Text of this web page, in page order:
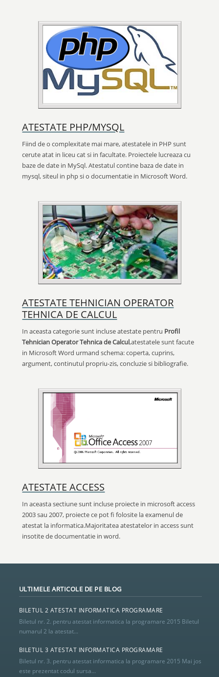
ATESTATE PHP/MYSQL
Fiind de o complexitate mai mare, atestatele in PHP sunt
cerute atat in liceu cat si in facultate. Proiectele lucreaza cu
baze de date in MySql. Atestatul contine baza de date in
mysql, siteul in php si o documentatie in Microsoft Word.
ATESTATE TEHNICIAN OPERATOR
TEHNICA DE CALCUL
In aceasta categorie sunt incluse atestate pentru Profil
Tehnician Operator Tehnica de Calcul,atestatele sunt facute
in Microsoft Word urmand schema: coperta, cuprins,
argument, continutul propriu-zis, concluzie si bibliografie.
ATESTATE ACCESS
In aceasta sectiune sunt incluse proiecte in microsoft access
2003 sau 2007, proiecte ce pot fi folosite la examenul de
atestat la informatica.Majoritatea atestatelor in access sunt
insotite de documentatie in word.
ULTIMELE ARTICOLE DE PE BLOG
BILETUL 2 ATESTAT INFORMATICA PROGRAMARE
Biletul nr. 2. pentru atestat informatica la programare 2015 Biletul
numarul 2 la atestat...
BILETUL 3 ATESTAT INFORMATICA PROGRAMARE
Biletul nr. 3. pentru atestat informatica la programare 2015 Mai jos
este prezentat codul sursa...